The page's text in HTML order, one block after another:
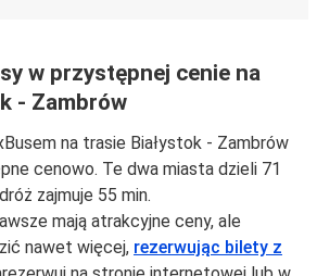
w przystępnej cenie na
- Zambrów
na trasie Białystok - Zambrów
cenowo. Te dwa miasta dzieli 71
zajmuje 55 min.
mają atrakcyjne ceny, ale
nawet więcej, rezerwując bilety z